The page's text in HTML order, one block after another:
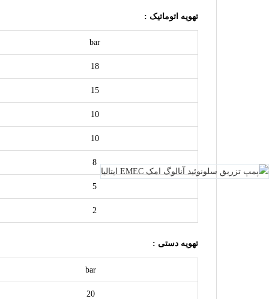
تهویه اتوماتیک :
bar
18
15
10
10
8
5
2
تهویه دستی :
bar
20